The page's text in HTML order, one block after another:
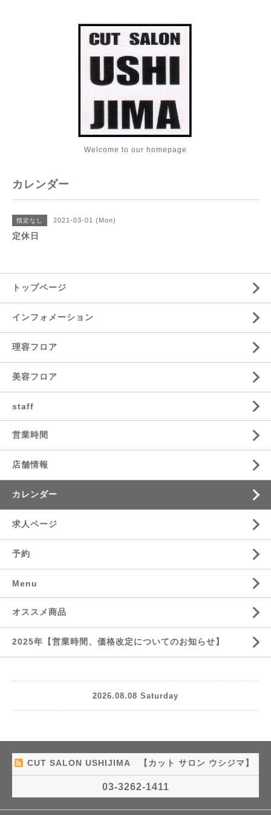
Welcome to our homepage
カレンダー
指定なし 2021-03-01 (Mon)
定休日
トップページ
インフォメーション
理容フロア
美容フロア
staff
営業時間
店舗情報
カレンダー
求人ページ
予約
Menu
オススメ商品
2025年【営業時間、価格改定についてのお知らせ】
2026.08.08 Saturday
CUT SALON USHIJIMA 【カット サロン ウシジマ】
03-3262-1411